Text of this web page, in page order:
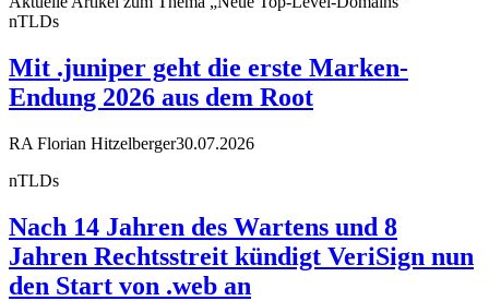
nTLDs
Mit .juniper geht die erste Marken-
Endung 2026 aus dem Root
RA Florian Hitzelberger30.07.2026
nTLDs
Nach 14 Jahren des Wartens und 8
Jahren Rechtsstreit kündigt VeriSign nun
den Start von .web an